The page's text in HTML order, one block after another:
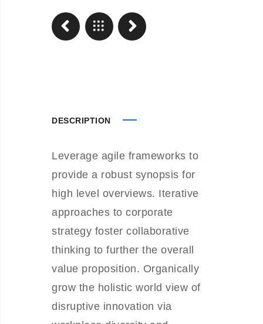
DESCRIPTION
Leverage agile frameworks to
provide a robust synopsis for
high level overviews. Iterative
approaches to corporate
strategy foster collaborative
thinking to further the overall
value proposition. Organically
grow the holistic world view of
disruptive innovation via